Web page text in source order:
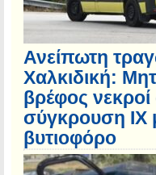
Ανείπωτη
Χαλκιδική:
βρέφος
σύγκρουση ΙΧ
βυτιοφόρο